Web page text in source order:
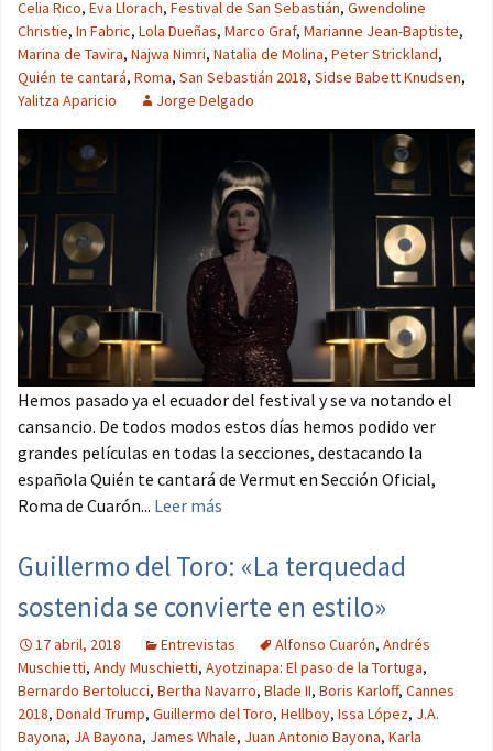
Celia Rico, Eva Llorach, Festival de San Sebastián, Gwendoline
Christie, In Fabric, Lola Dueñas, Marco Graf, Marianne Jean-Baptiste,
Marina de Tavira, Najwa Nimri, Natalia de Molina, Peter Strickland,
Quién te cantará, Roma, San Sebastián 2018, Sidse Babett Knudsen,
Yalitza Aparicio
Jorge Delgado
Hemos pasado ya el ecuador del festival y se va notando el
cansancio. De todos modos estos días hemos podido ver
grandes películas en todas la secciones, destacando la
española Quién te cantará de Vermut en Sección Oficial,
Roma de Cuarón... Leer más
Guillermo del Toro: «La terquedad
sostenida se convierte en estilo»
17 abril, 2018 Entrevistas Alfonso Cuarón, Andrés
Muschietti, Andy Muschietti, Ayotzinapa: El paso de la Tortuga,
Bernardo Bertolucci, Bertha Navarro, Blade II, Boris Karloff, Cannes
2018, Donald Trump, Guillermo del Toro, Hellboy, Issa López, J.A.
Bayona, JA Bayona, James Whale, Juan Antonio Bayona, Karla